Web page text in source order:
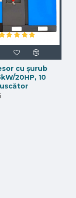
cu șurub
20HP, 10